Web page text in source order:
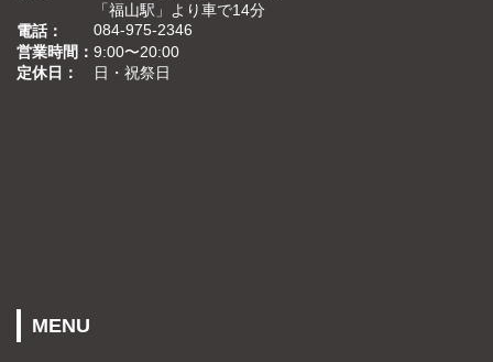
「福山駅」より車で14分
電話
084-975-2346
営業時間
9:00〜20:00
定休日
日・祝祭日
MENU